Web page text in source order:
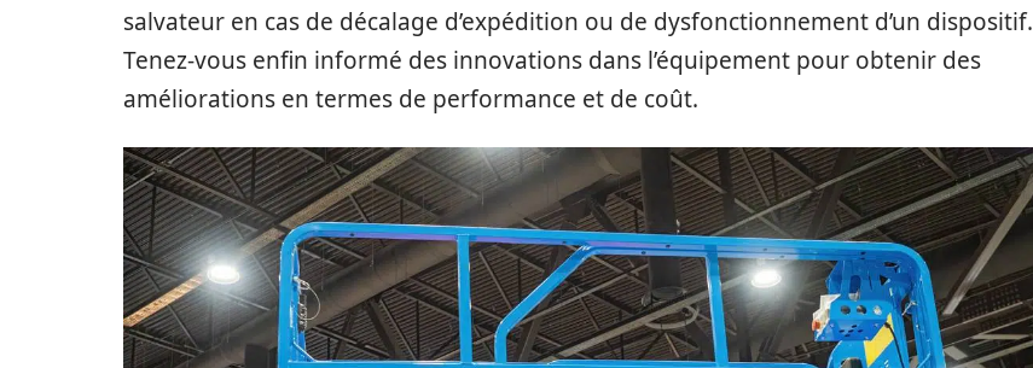
salvateur en cas de décalage d’expédition ou de dysfonctionnement d’un dispositif.
Tenez-vous enfin informé des innovations dans l’équipement pour obtenir des
améliorations en termes de performance et de coût.